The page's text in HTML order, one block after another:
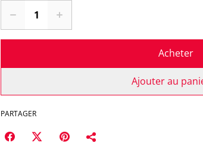
Acheter
Ajouter au
PARTAGER